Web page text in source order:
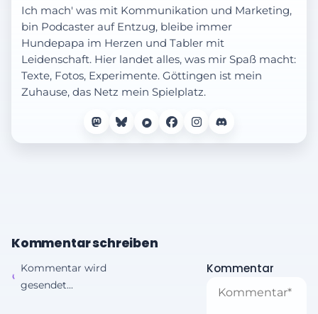
Ich mach' was mit Kommunikation und Marketing,
bin Podcaster auf Entzug, bleibe immer
Hundepapa im Herzen und Tabler mit
Leidenschaft. Hier landet alles, was mir Spaß macht:
Texte, Fotos, Experimente. Göttingen ist mein
Zuhause, das Netz mein Spielplatz.
Kommentar schreiben
Kommentar wird
gesendet...
Kommentar